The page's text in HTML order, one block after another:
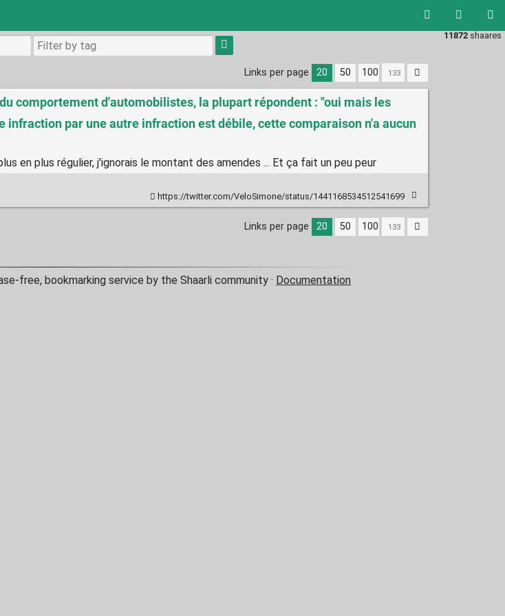
11872 shaares
Links per page 20 50 100
comportement d'automobilistes, la plupart répondent : "oui mais les
par une autre infraction est débile, cette comparaison n'a aucun
en plus régulier, j'ignorais le montant des amendes ... Et ça fait un peu peur
https://twitter.com/VeloSimone/status/1441168534512541699
Links per page 20 50 100
free, bookmarking service by the Shaarli community · Documentation